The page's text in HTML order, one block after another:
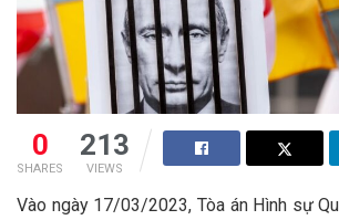
0
SHARES
213
VIEWS
Vào ngày 17/03/2023, Tòa án Hình sự